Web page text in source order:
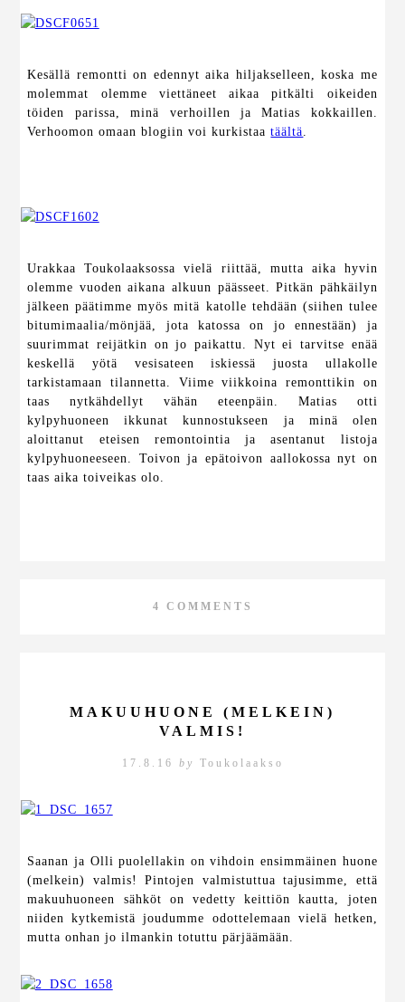
Kesällä remontti on edennyt aika hiljakselleen, koska me
molemmat olemme viettäneet aikaa pitkälti oikeiden
töiden parissa, minä verhoillen ja Matias kokkaillen.
Verhoomon omaan blogiin voi kurkistaatäältä
Urakkaa Toukolaaksossa vielä riittää, mutta aika hyvin
olemme vuoden aikana alkuun päässeet. Pitkän pähkäilyn
jälkeen päätimme myös mitä katolle tehdään (siihen tulee
bitumimaalia/mönjää, jota katossa on jo ennestään) ja
suurimmat reijätkin on jo paikattu. Nyt ei tarvitse enää
keskellä yötä vesisateen iskiessä juosta ullakolle
tarkistamaan tilannetta. Viime viikkoina remonttikin on
taas nytkähdellyt vähän eteenpäin. Matias otti
kylpyhuoneen ikkunat kunnostukseen ja minä olen
aloittanut eteisen remontointia ja asentanut listoja
kylpyhuoneeseen. Toivon ja epätoivon aallokossa nyt on
taas aika toiveikas olo.
4 COMMENTS
MAKUUHUONE (MELKEIN)
VALMIS!
17.8.16 by Toukolaakso
Saanan ja Olli puolellakin on vihdoin ensimmäinen huone
(melkein) valmis! Pintojen valmistuttua tajusimme, että
makuuhuoneen sähköt on vedetty keittiön kautta, joten
niiden kytkemistä joudumme odottelemaan vielä hetken,
mutta onhan jo ilmankin totuttu pärjäämään.